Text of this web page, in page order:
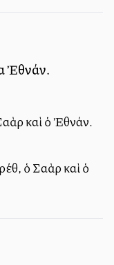
Ἐθνάν.
καὶ ὁ Ἐθνάν.
ὁ Σαὰρ καὶ ὁ